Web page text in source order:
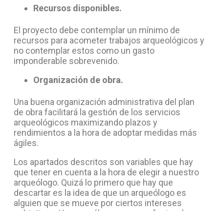
Recursos disponibles.
El proyecto debe contemplar un mínimo de
recursos para acometer trabajos arqueológicos y
no contemplar estos como un gasto
imponderable sobrevenido.
Organización de obra.
Una buena organización administrativa del plan
de obra facilitará la gestión de los servicios
arqueológicos maximizando plazos y
rendimientos a la hora de adoptar medidas más
ágiles.
Los apartados descritos son variables que hay
que tener en cuenta a la hora de elegir a nuestro
arqueólogo. Quizá lo primero que hay que
descartar es la idea de que un arqueólogo es
alguien que se mueve por ciertos intereses